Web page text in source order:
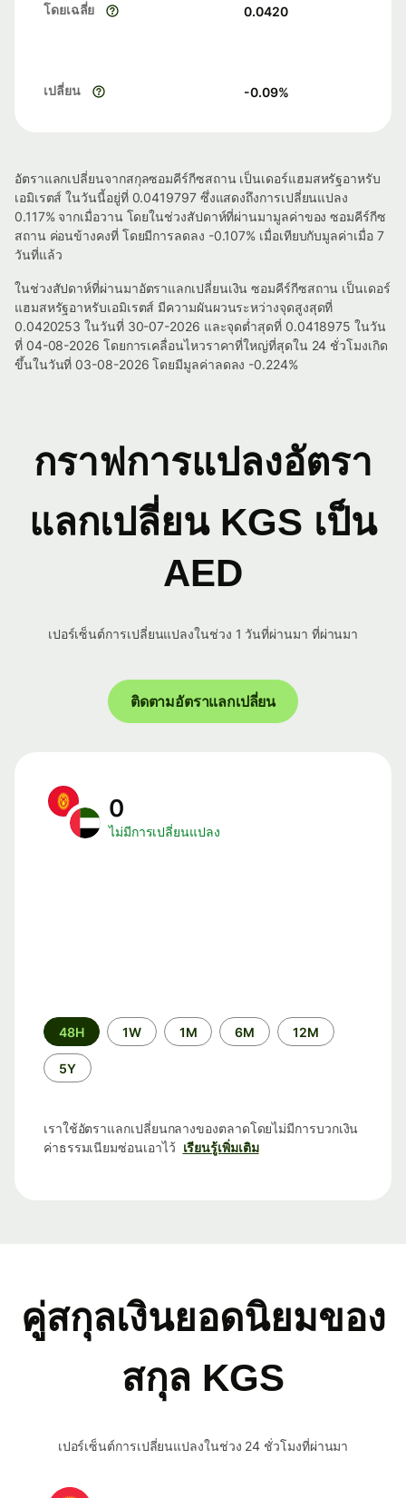
โดยเฉลี่ย 0.0420
เปลี่ยน -0.09%
อัตราแลกเปลี่ยนจากสกุลซอมคีร์กีซสถาน เป็นเดอร์แฮมสหรัฐอาหรับ
เอมิเรตส์ ในวันนี้อยู่ที่ 0.0419797 ซึ่งแสดงถึงการเปลี่ยนแปลง
0.117% จากเมื่อวาน โดยในช่วงสัปดาห์ที่ผ่านมามูลค่าของ ซอมคีร์กีซ
สถาน ค่อนข้างคงที่ โดยมีการลดลง -0.107% เมื่อเทียบกับมูลค่าเมื่อ 7
วันที่แล้ว
ในช่วงสัปดาห์ที่ผ่านมาอัตราแลกเปลี่ยนเงิน ซอมคีร์กีซสถาน เป็นเดอร์
แฮมสหรัฐอาหรับเอมิเรตส์ มีความผันผวนระหว่างจุดสูงสุดที่
0.0420253 ในวันที่ 30-07-2026 และจุดต่ำสุดที่ 0.0418975 ในวัน
ที่ 04-08-2026 โดยการเคลื่อนไหวราคาที่ใหญ่ที่สุดใน 24 ชั่วโมงเกิด
ขึ้นในวันที่ 03-08-2026 โดยมีมูลค่าลดลง -0.224%
กราฟการแปลงอัตรา
แลกเปลี่ยน KGS เป็น
AED
เปอร์เซ็นต์การเปลี่ยนแปลงในช่วง 1 วันที่ผ่านมา ที่ผ่านมา
ติดตามอัตราแลกเปลี่ยน
0
ไม่มีการเปลี่ยนแปลง
ระยะ
เวลา
48H 1W 1M 6M 12M
5Y
เราใช้อัตราแลกเปลี่ยนกลางของตลาดโดยไม่มีการบวกเงิน
ค่าธรรมเนียมซ่อนเอาไว้ เรียนรู้เพิ่มเติม
คู่สกุลเงินยอดนิยมของ
สกุล KGS
เปอร์เซ็นต์การเปลี่ยนแปลงในช่วง 24 ชั่วโมงที่ผ่านมา